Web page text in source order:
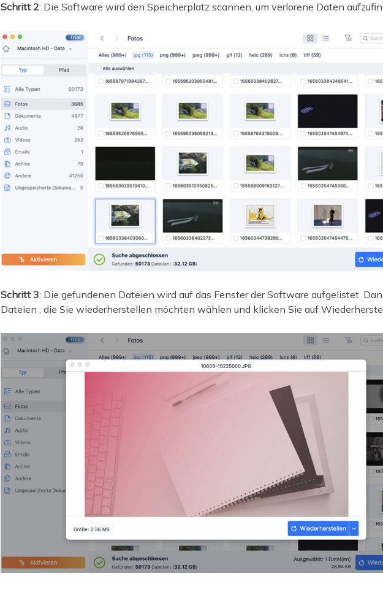
Schritt 2: Die Software wird den Speicherplatz scannen, um verlorene Daten
Schritt 3: Die gefundenen Dateien wird auf das Fenster der Software aufgelistet.
Dateien , die Sie wiederherstellen möchten wählen und klicken Sie auf